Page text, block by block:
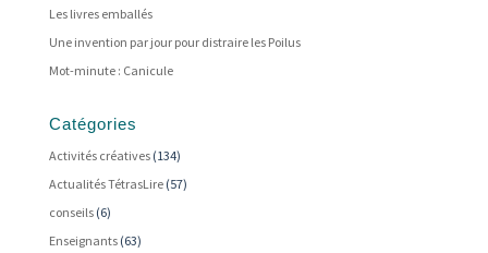
Les livres emballés
Une invention par jour pour distraire les Poilus
Mot-minute : Canicule
Catégories
Activités créatives(134)
Actualités TétrasLire(57)
conseils(6)
Enseignants(63)